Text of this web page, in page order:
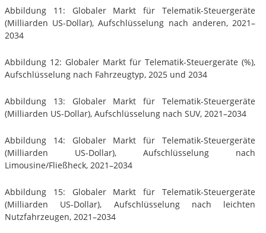
Abbildung 11: Globaler Markt für Telematik-Steuergeräte
(Milliarden US-Dollar), Aufschlüsselung nach anderen, 2021–
2034
Abbildung 12: Globaler Markt für Telematik-Steuergeräte (%),
Aufschlüsselung nach Fahrzeugtyp, 2025 und 2034
Abbildung 13: Globaler Markt für Telematik-Steuergeräte
(Milliarden US-Dollar), Aufschlüsselung nach SUV, 2021–2034
Abbildung 14: Globaler Markt für Telematik-Steuergeräte
(Milliarden US-Dollar), Aufschlüsselung nach
Limousine/Fließheck, 2021–2034
Abbildung 15: Globaler Markt für Telematik-Steuergeräte
(Milliarden US-Dollar), Aufschlüsselung nach leichten
Nutzfahrzeugen, 2021–2034